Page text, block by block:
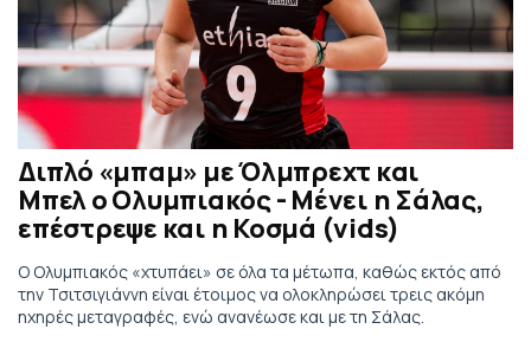
Διπλό «μπαμ» με Όλμπρεχτ και
Μπελ ο Ολυμπιακός - Μένει η Σάλας,
επέστρεψε και η Κοσμά (vids)
Ο Ολυμπιακός «χτυπάει» σε όλα τα μέτωπα, καθώς εκτός από
την Τσιτσιγιάννη είναι έτοιμος να ολοκληρώσει τρεις ακόμη
ηχηρές μεταγραφές, ενώ ανανέωσε και με τη Σάλας.